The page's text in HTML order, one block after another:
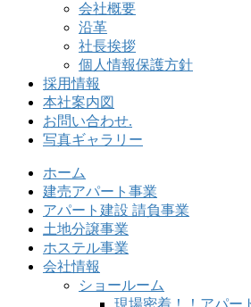
会社概要
沿革
社長挨拶
個人情報保護方針
採用情報
本社案内図
お問い合わせ.
写真ギャラリー
ホーム
建売アパート事業
アパート建設 請負事業
土地分譲事業
ホステル事業
会社情報
ショールーム